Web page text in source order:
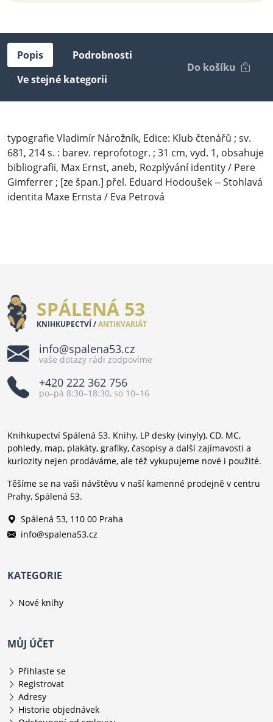
Popis
Podrobnosti
Ve stejné kategorii
Do košíku
typografie Vladimír Nárožník, Edice: Klub čtenářů ; sv.
681, 214 s. : barev. reprofotogr. ; 31 cm, vyd. 1, obsahuje
bibliografii, Max Ernst, aneb, Rozplývání identity / Pere
Gimferrer ; [ze špan.] přel. Eduard Hodoušek -- Stohlavá
identita Maxe Ernsta / Eva Petrová
SPÁLENÁ 53
KNIHKUPECTVÍ /ANTIKVARIÁT
info@spalena53.cz
vaše dotazy rádi zodpovíme
+420 222 362 756
po–pá 8:30–18:30, so 10–16
Knihkupectví Spálená 53. Knihy, LP desky (vinyly), CD, MC,
pohledy, map, plakáty, grafiky, časopisy a další zajímavosti a
kuriozity nejen prodáváme, ale též vykupujeme nové i použité.
Těšíme se na vaši návštěvu v naší kamenné prodejně v centru
Prahy, Spálená 53.
Spálená 53, 110 00 Praha
info@spalena53.cz
KATEGORIE
Nové knihy
MŮJ ÚČET
Přihlaste se
Registrovat
Adresy
Historie objednávek